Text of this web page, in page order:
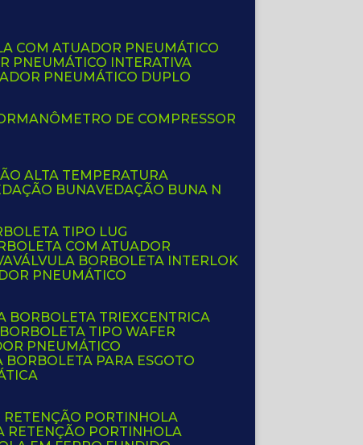
COM ATUADOR PNEUMÁTICO
PNEUMÁTICO INTERATIVA
PNEUMÁTICO DUPLO
MANÔMETRO DE COMPRESSOR
ALTA TEMPERATURA
BUNA VEDAÇÃO BUNA N
TIPO LUG
COM ATUADOR
VÁLVULA BORBOLETA INTERLOK
PNEUMÁTICO
BORBOLETA TRIEXCENTRICA
BORBOLETA TIPO WAFER
PNEUMÁTICO
BORBOLETA PARA ESGOTO
RETENÇÃO PORTINHOLA
RETENÇÃO PORTINHOLA